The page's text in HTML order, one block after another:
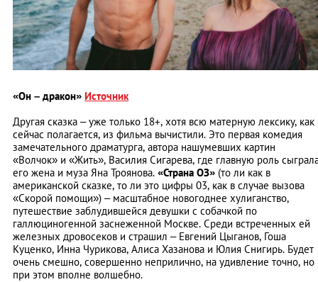
«Он – дракон» Источник
Другая сказка – уже только 18+, хотя всю матерную лексику, как
сейчас полагается, из фильма вычистили. Это первая комедия
замечательного драматурга, автора нашумевших картин
«Волчок» и «Жить», Василия Сигарева, где главную роль
его жена и муза Яна Троянова. «Страна ОЗ» (то ли как в
американской сказке, то ли это цифры 03, как в случае вызова
«Скорой помощи») – масштабное новогоднее хулиганство,
путешествие заблудившейся девушки с собачкой по
галлюциногенной заснеженной Москве. Среди встреченных ей
железных дровосеков и страшил – Евгений Цыганов, Гоша
Куценко, Инна Чурикова, Алиса Хазанова и Юлия Снигирь. Будет
очень смешно, совершенно неприлично, на удивление точно, но
при этом вполне волшебно.